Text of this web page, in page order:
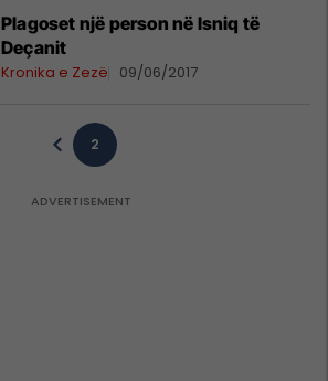
Plagoset një person në Isniq të
Deçanit
Kronika e Zezë 09/06/2017
2